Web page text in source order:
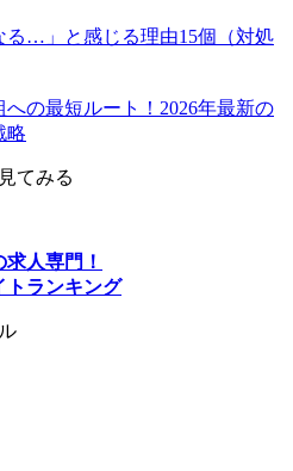
る…」と感じる理由15個（対処
の最短ルート！2026年最新の
略
てみる
求人専門！
トランキング